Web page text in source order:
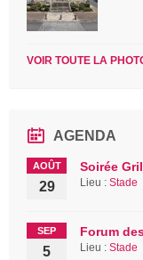
VOIR TOUTE LA
AGENDA
AOÛT
29
Soirée
Lieu : Stade
SEP
5
Forum
Lieu : Stade